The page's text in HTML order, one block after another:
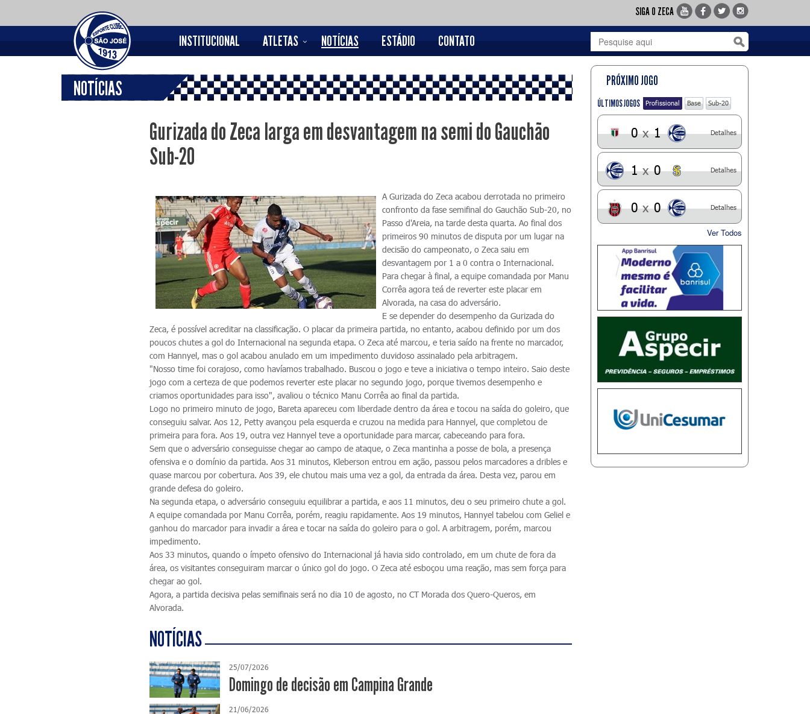
SIGA O ZECA
INSTITUCIONAL ATLETAS NOTÍCIAS ESTÁDIO CONTATO
NOTÍCIAS
Gurizada do Zeca larga em desvantagem na semi do Gauchão
Sub-20
A Gurizada do Zeca acabou derrotada no primeiro
confronto da fase semifinal do Gauchão Sub-20, no
Passo d'Areia, na tarde desta quarta. Ao final dos
primeiros 90 minutos de disputa por um lugar na
decisão do campeonato, o Zeca saiu em
desvantagem por 1 a 0 contra o Internacional.
Para chegar à final, a equipe comandada por Manu
Corrêa agora teá de reverter este placar em
Alvorada, na casa do adversário.
E se depender do desempenho da Gurizada do
Zeca, é possível acreditar na classificação. O placar da primeira partida, no entanto, acabou definido por um dos
poucos chutes a gol do Internacional na segunda etapa. O Zeca até marcou, e teria saído na frente no marcador,
com Hannyel, mas o gol acabou anulado em um impedimento duvidoso assinalado pela arbitragem.
"Nosso time foi corajoso, como havíamos trabalhado. Buscou o jogo e teve a iniciativa o tempo inteiro. Saio deste
jogo com a certeza de que podemos reverter este placar no segundo jogo, porque tivemos desempenho e
criamos oportunidades para isso", avaliou o técnico Manu Corrêa ao final da partida.
Logo no primeiro minuto de jogo, Bareta apareceu com liberdade dentro da área e tocou na saída do goleiro, que
conseguiu salvar. Aos 12, Petty avançou pela esquerda e cruzou na medida para Hannyel, que completou de
primeira para fora. Aos 19, outra vez Hannyel teve a oportunidade para marcar, cabeceando para fora.
Sem que o adversário conseguisse chegar ao campo de ataque, o Zeca mantinha a posse de bola, a presença
ofensiva e o domínio da partida. Aos 31 minutos, Kleberson entrou em ação, passou pelos marcadores a dribles e
quase marcou por cobertura. Aos 39, ele chutou mais uma vez a gol, da entrada da área. Desta vez, parou em
grande defesa do goleiro.
Na segunda etapa, o adversário conseguiu equilibrar a partida, e aos 11 minutos, deu o seu primeiro chute a gol.
A equipe comandada por Manu Corrêa, porém, reagiu rapidamente. Aos 19 minutos, Hannyel tabelou com Geliel e
ganhou do marcador para invadir a área e tocar na saída do goleiro para o gol. A arbitragem, porém, marcou
impedimento.
Aos 33 minutos, quando o ímpeto ofensivo do Internacional já havia sido controlado, em um chute de fora da
área, os visitantes conseguiram marcar o único gol do jogo. O Zeca até esboçou uma reação, mas sem força para
chegar ao gol.
Agora, a partida decisiva pelas semifinais será no dia 10 de agosto, no CT Morada dos Quero-Queros, em
Alvorada.
NOTÍCIAS
25/07/2026
Domingo de decisão em Campina Grande
21/06/2026
PRÓXIMO JOGO
ÚLTIMOS JOGOS Profissional Base Sub-20
0 x 1 Detalhes
1 x 0 Detalhes
0 x 0 Detalhes
Ver Todos